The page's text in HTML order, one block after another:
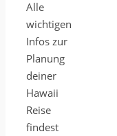
Alle
wichtigen
Infos zur
Planung
deiner
Hawaii
Reise
findest